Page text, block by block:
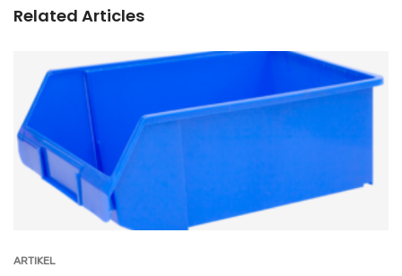
Related Articles
ARTIKEL